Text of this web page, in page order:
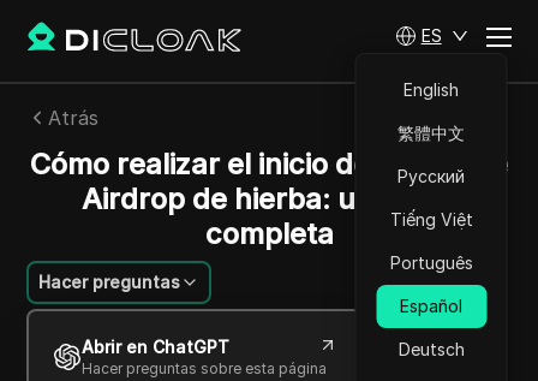
ES
English
繁體中文
Русский
Tiếng Việt
Português
Español
Deutsch
Atrás
Cómo realizar el inicio de sesión de
Airdrop de hierba: una guía
completa
Hacer preguntas
Abrir en ChatGPT
Hacer preguntas sobre esta página
Emily Grace Johnso
28 sep 2025 6 minuto de lectura